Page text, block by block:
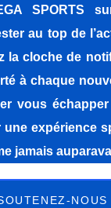
SPORTS
au top de
la cloche de
à chaque
vous
expérience
jamais
NOUS